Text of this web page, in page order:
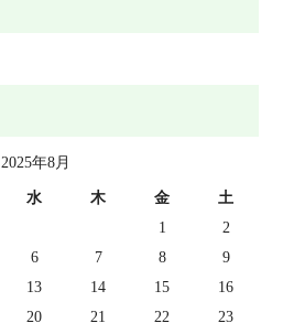
2025年8月
水 木 金
土
1
2
6 7 8
9
13 14 15
16
20 21 22 23